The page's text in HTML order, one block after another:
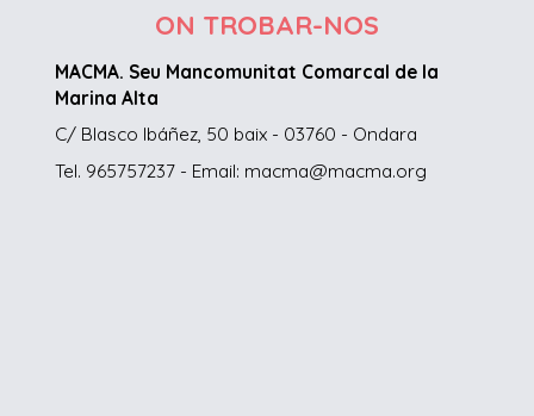
ON TROBAR-NOS
MACMA. Seu Mancomunitat Comarcal de la
Marina Alta
C/ Blasco Ibáñez, 50 baix - 03760 - Ondara
Tel. 965757237 - Email: macma@macma.org